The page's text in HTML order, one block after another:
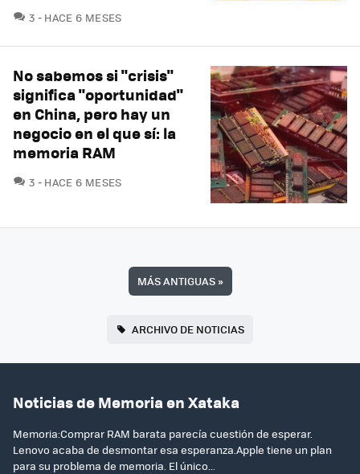
3 COMENTARIOS
HACE 6 MESES
No sabemos si "crisis"
significa "oportunidad"
en China, pero hay un
negocio en el que sí: la
memoria RAM
3 COMENTARIOS
HACE 6 MESES
MÁS ANTIGUAS»
ARCHIVO DE NOTICIAS
Noticias de Memoria en Xataka
Memoria:Comprar RAM barata parecía cuestión de esperar.
Lenovo acaba de desmontar esa esperanza.Apple tiene un plan
para su problema de memoria. El único...